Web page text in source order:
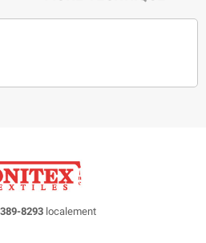
8293 localement